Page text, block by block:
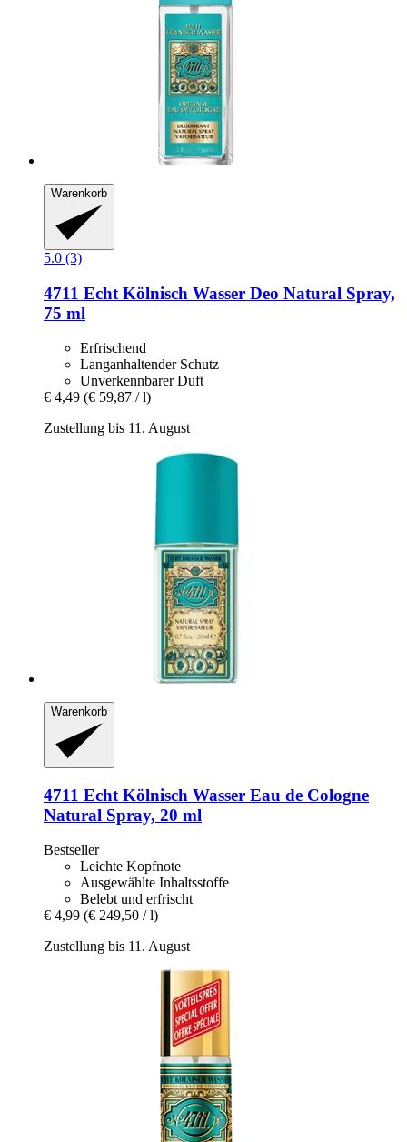
Warenkorb
5.0 (3)
4711 Echt Kölnisch Wasser Deo Natural Spray,
75 ml
Erfrischend
Langanhaltender Schutz
Unverkennbarer Duft
€ 4,49 (€ 59,87 / l)
Zustellung bis 11. August
Warenkorb
4711 Echt Kölnisch Wasser Eau de Cologne
Natural Spray, 20 ml
Bestseller
Leichte Kopfnote
Ausgewählte Inhaltsstoffe
Belebt und erfrischt
€ 4,99 (€ 249,50 / l)
Zustellung bis 11. August